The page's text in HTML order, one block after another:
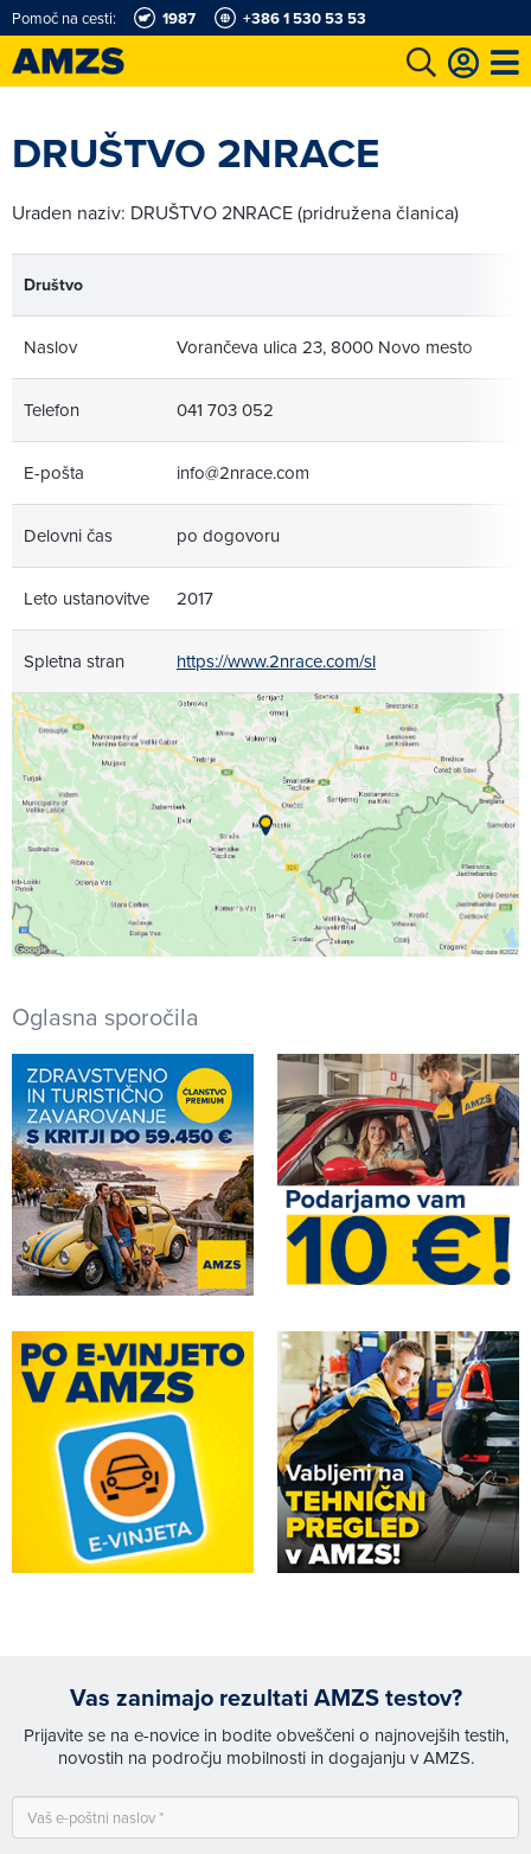
Pomoč na cesti: 1987 +386 1 530 53 53
DRUŠTVO 2NRACE
Uraden naziv: DRUŠTVO 2NRACE (pridružena članica)
Društvo
Naslov Vorančeva ulica 23, 8000 Novo mesto
Telefon 041 703 052
E-pošta info@2nrace.com
Delovni čas po dogovoru
Leto ustanovitve 2017
Spletna stran https://www.2nrace.com/sl
Oglasna sporočila
Vas zanimajo rezultati AMZS testov?
Prijavite se na e-novice in bodite obveščeni o najnovejših testih,
novostih na področju mobilnosti in dogajanju v AMZS.